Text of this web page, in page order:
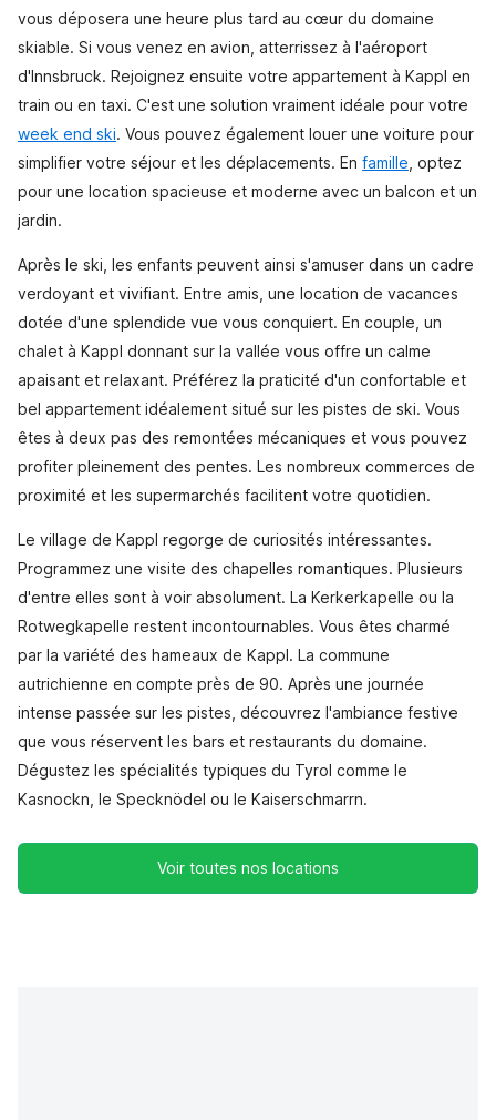
vous déposera une heure plus tard au cœur du domaine
skiable. Si vous venez en avion, atterrissez à l'aéroport
d'Innsbruck. Rejoignez ensuite votre appartement à Kappl en
train ou en taxi. C'est une solution vraiment idéale pour votre
week end ski. Vous pouvez également louer une voiture pour
simplifier votre séjour et les déplacements. En famille , optez
pour une location spacieuse et moderne avec un balcon et un
jardin.
Après le ski, les enfants peuvent ainsi s'amuser dans un cadre
verdoyant et vivifiant. Entre amis, une location de vacances
dotée d'une splendide vue vous conquiert. En couple, un
chalet à Kappl donnant sur la vallée vous offre un calme
apaisant et relaxant. Préférez la praticité d'un confortable et
bel appartement idéalement situé sur les pistes de ski. Vous
êtes à deux pas des remontées mécaniques et vous pouvez
profiter pleinement des pentes. Les nombreux commerces de
proximité et les supermarchés facilitent votre quotidien.
Le village de Kappl regorge de curiosités intéressantes.
Programmez une visite des chapelles romantiques. Plusieurs
d'entre elles sont à voir absolument. La Kerkerkapelle ou la
Rotwegkapelle restent incontournables. Vous êtes charmé
par la variété des hameaux de Kappl. La commune
autrichienne en compte près de 90. Après une journée
intense passée sur les pistes, découvrez l'ambiance festive
que vous réservent les bars et restaurants du domaine.
Dégustez les spécialités typiques du Tyrol comme le
Kasnockn, le Specknödel ou le Kaiserschmarrn.
Voir toutes nos locations